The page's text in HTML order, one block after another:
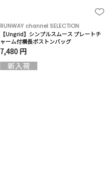
RUNWAY channel SELECTION
【Ungrid】シンプルスムース プレートチ
ャーム付横長ボストンバッグ
7,480 円